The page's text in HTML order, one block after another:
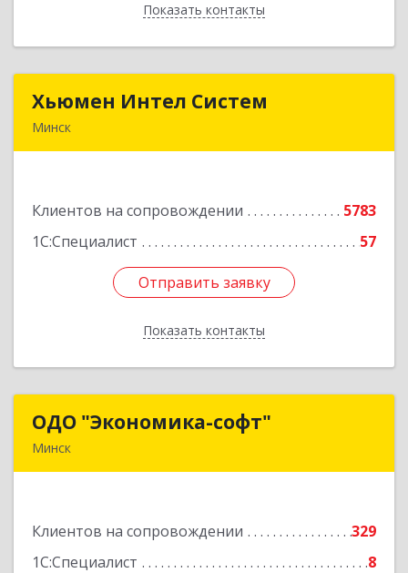
Показать контакты
Назад
Хьюмен Интел Систем
Минск
Клиентов на сопровождении
5783
1С:Специалист
57
Отправить заявку
Показать контакты
Хьюмен Интел Систем
Подробнее
Отправить заявку
Назад
ОДО "Экономика-софт"
Минск
Клиентов на сопровождении
329
1С:Специалист
8
ОДО "Экономика-софт"
Подробнее